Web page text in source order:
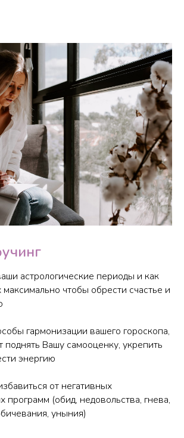
астрологические периоды и как
максимально чтобы обрести счастье и
гармонизации вашего гороскопа,
поднять Вашу самооценку, укрепить
энергию
от негативных
программ (обид, недовольства, гнева,
уныния)